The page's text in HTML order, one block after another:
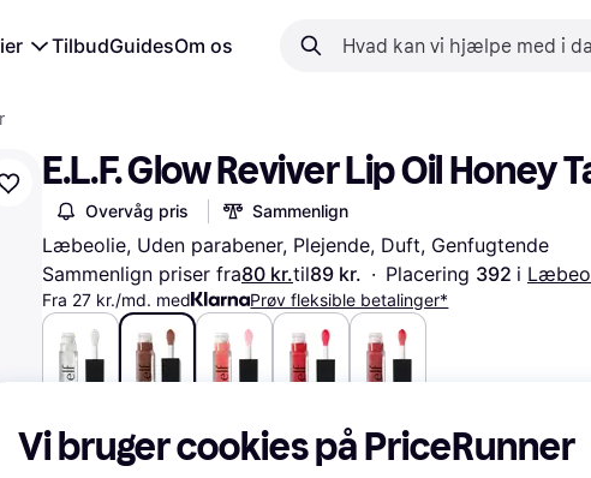
TilbudGuidesOm os
E.L.F. Glow Reviver Lip Oil Honey
Overvåg pris Sammenlign
Læbeolie, Uden parabener, Plejende, Duft, Genfugtende
Sammenlign priser fra80 kr.til89 kr. · Placering 392 i
Fra 27 kr./md. med Prøv fleksible betalinger*
Vi bruger cookies på PriceRunner